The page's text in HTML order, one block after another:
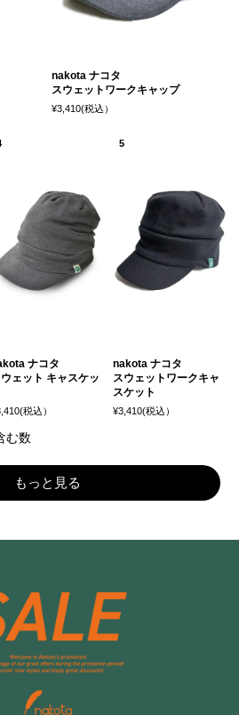
nakota ナコタ
スウェットワークキャップ
¥3,410(税込）
ナコタ
ウェット キャスケッ
税込）
nakota ナコタ
スウェットワークキャ
スケット
¥3,410(税込）
む数
もっと見る